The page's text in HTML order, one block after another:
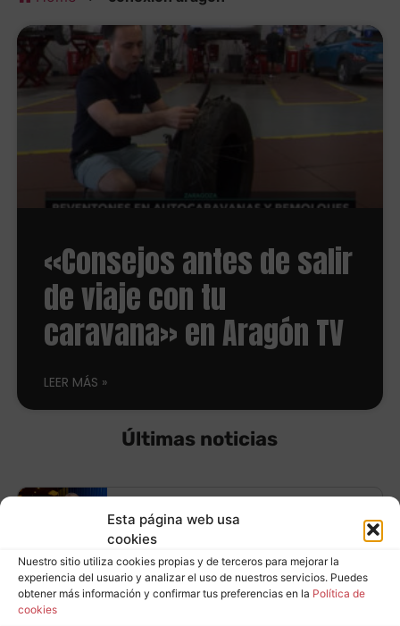
Esta página web usa
cookies
Nuestro sitio utiliza cookies propias y de terceros para mejorar la
experiencia del usuario y analizar el uso de nuestros servicios. Puedes
obtener más información y confirmar tus preferencias en la Política de
cookies
«Consejos antes de salir
de viaje con tu
caravana» en Aragón TV
LEER MÁS
Últimas noticias
Equípate con
neumáticos
Continental y ahorra
Leer más